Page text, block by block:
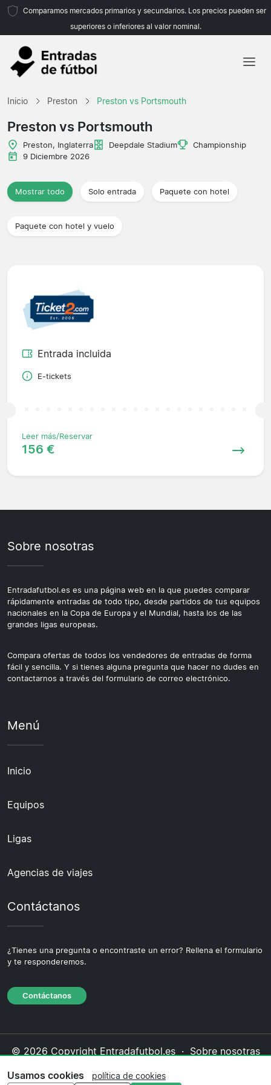
Comparamos mercados primarios y secundarios. Los precios pueden ser
superiores o inferiores al valor nominal.
Inicio Preston Preston vs Portsmouth
Preston vs Portsmouth
Preston, Inglaterra Deepdale Stadium
Championship
9 Diciembre 2026
Mostrar todo Solo entrada Paquete con hotel
Paquete con hotel y vuelo
Entrada incluida
E-tickets
Leer más/Reservar
156 €
Sobre nosotras
Entradafutbol.es es una página web en la que puedes comparar
rápidamente entradas de todo tipo, desde partidos de tus equipos
nacionales en la Copa de Europa y el Mundial, hasta los de las
grandes ligas europeas.
Compara ofertas de todos los vendedores de entradas de forma
fácil y sencilla. Y si tienes alguna pregunta que hacer no dudes en
contactarnos a través del formulario de correo electrónico.
Menú
Inicio
Equipos
Ligas
Agencias de viajes
Contáctanos
¿Tienes una pregunta o encontraste un error? Rellena el formulario
y te responderemos.
Contáctanos
© 2026 Copyright Entradafutbol.es · Sobre nosotras
cookies·Política editorial
Usamos cookies política de cookies